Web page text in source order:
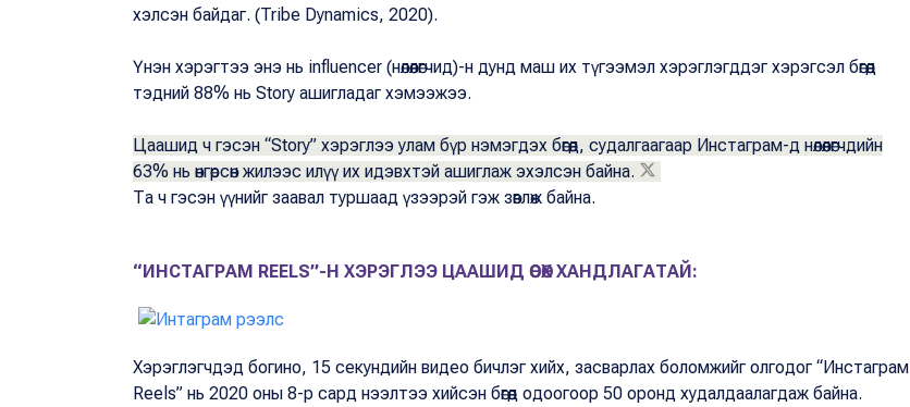
хэлсэн байдаг. (Tribe Dynamics, 2020).
Үнэн хэрэгтээ энэ нь influencer (нөлөөлөгчид)-н дунд маш их түгээмэл хэрэглэгддэг хэрэгсэл бөгөөд
тэдний 88% нь Storу ашигладаг хэмээжээ.
Цаашид ч гэсэн “Storу” хэрэглээ улам бүр нэмэгдэх бөгөөд, судалгаагаар Инстаграм-д нөлөөлөгчдийн
63% нь өнгөрсөн жилээс илүү их идэвхтэй ашиглаж эхэлсэн байна.
Та ч гэсэн үүнийг заавал туршаад үзээрэй гэж зөвлөж байна.
“ИНСТАГРАМ REELS”-Н ХЭРЭГЛЭЭ ЦААШИД ӨСӨХ ХАНДЛАГАТАЙ:
Хэрэглэгчдэд богино, 15 секундийн видео бичлэг хийх, засварлах боломжийг олгодог “Инстаграм
Reels” нь 2020 оны 8-р сард нээлтээ хийсэн бөгөөд одоогоор 50 оронд худалдаалагдаж байна.